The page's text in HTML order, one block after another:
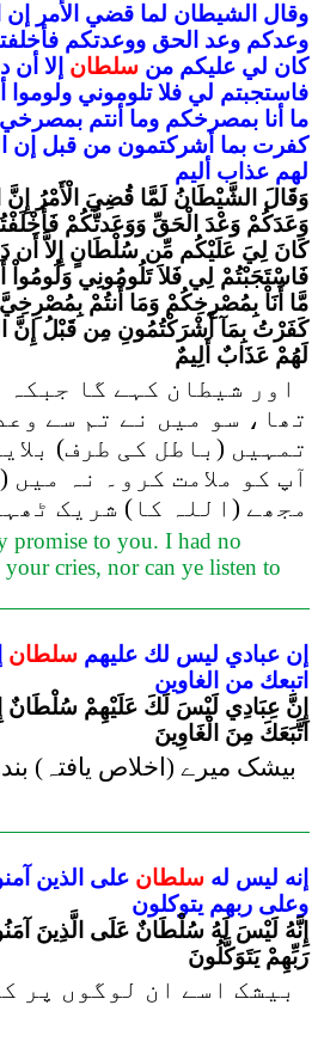
وقال الشيطان لما قضي الأمر إن
وعدكم وعد الحق ووعدتكم
كان لي عليكم من سلطان إلا أن
فاستجبتم لي فلا تلوموني ولوموا
ما أنا بمصرخكم وما أنتم بمصرخي
كفرت بما أشركتمون من قبل إن
لهم عذاب أليم
وَقَالَ الشَّيْطَانُ لَمَّا قُضِيَ الْأَمْرُ إِنَّ
وَعَدَكُمْ وَعْدَ الْحَقِّ وَوَعَدتُّكُمْ
كَانَ لِيَ عَلَيْكُم مِّن سُلْطَانٍ إِلاَّ أَن
فَاسْتَجَبْتُمْ لِي فَلاَ تَلُومُونِي وَلُومُواْ
مَّا أَنَاْ بِمُصْرِخِكُمْ وَمَا أَنتُمْ
كَفَرْتُ بِمَآ أَشْرَكْتُمُونِ مِن قَبْلُ إِنَّ
لَهُمْ عَذَابٌ أَلِيمٌ
اور شیطان کہے گا
تھا، سو میں نے تم سے
تمہیں (باطل کی طرف)
آپ کو ملامت کرو۔ نہ
مجھے (اللہ کا) شریک
promise to you. I had no
cries, nor can ye listen to
إن عبادي ليس لك عليهم سلطان
اتبعك من الغاوين
إِنَّ عِبَادِي لَيْسَ لَكَ عَلَيْهِمْ سُلْطَانٌ
اتَّبَعَكَ مِنَ الْغَاوِينَ
بیشک میرے (اخلاص یافتہ)
إنه ليس له سلطان على الذين
وعلى ربهم يتوكلون
إِنَّهُ لَيْسَ لَهُ سُلْطَانٌ عَلَى الَّذِينَ
رَبِّهِمْ يَتَوَكَّلُونَ
بیشک اسے ان لوگوں پر